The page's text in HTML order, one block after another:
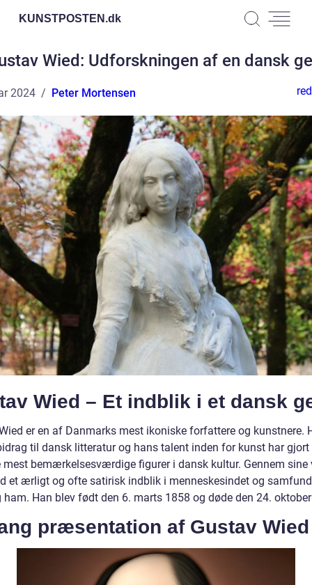
KUNSTPOSTEN.dk
Wied: Udforskningen af en dansk
2024 Peter Mortensen
Wied – Et indblik i et dansk
er en af Danmarks mest ikoniske forfattere og kunstnere.
til dansk litteratur og hans talent inden for kunst har
mest bemærkelsesværdige figurer i dansk kultur. Gennem
et ærligt og ofte satirisk indblik i menneskesindet og
ham. Han blev født den 6. marts 1858 og døde den 24.
præsentation af Gustav Wied